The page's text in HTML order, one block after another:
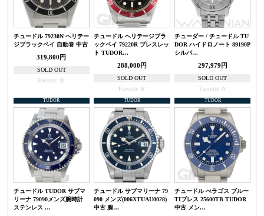
チュードル 79230N ヘリテー
ジブラックベイ 自動巻 中古
319,800円
SOLD OUT
Favorite
チュードル ヘリテージブラ
ックベイ 79220R ブレスレッ
ト TUDOR…
288,000円
SOLD OUT
Favorite
チューダー / チュードル TU
DOR ハイドロノート 89190P
シルバ…
297,979円
SOLD OUT
Favorite
TUDOR
チュードル TUDOR サブマ
リーナ 79090メンズ腕時計
ステンレス …
TUDOR
チュードル サブマリーナ 79
090 メンズ(006XTUAU0028)
中古 腕…
TUDOR
チュードル ぺラゴス ブルー
TIブレス 25600TB TUDOR
中古 メン…